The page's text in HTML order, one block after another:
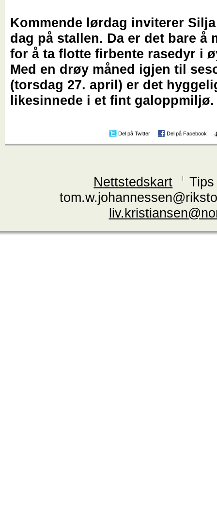
Kommende lørdag inviterer
dag på stallen. Da er det bare å
for å ta flotte firbente rasedyr i
Med en drøy måned igjen til
(torsdag 27. april) er det
likesinnede i et fint galoppmiljø.
Del på Twitter Del på Facebook
Nettstedskart